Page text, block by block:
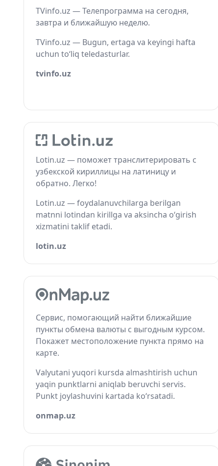
TVinfo.uz — Телепрограмма на сегодня,
завтра и ближайшую неделю.
TVinfo.uz — Bugun, ertaga va keyingi hafta
uchun to‘liq teledasturlar.
tvinfo.uz
Lotin.uz — поможет транслитерировать с
узбекской кириллицы на латиницу и
обратно. Легко!
Lotin.uz — foydalanuvchilarga berilgan
matnni lotindan kirillga va aksincha o‘girish
xizmatini taklif etadi.
lotin.uz
Сервис, помогающий найти ближайшие
пункты обмена валюты с выгодным курсом.
Покажет местоположение пункта прямо на
карте.
Valyutani yuqori kursda almashtirish uchun
yaqin punktlarni aniqlab beruvchi servis.
Punkt joylashuvini kartada ko‘rsatadi.
onmap.uz